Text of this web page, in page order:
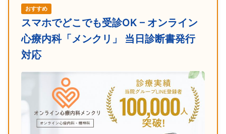
おすすめ
スマホでどこでも受診OK – オンライン
心療内科「メンクリ」 当日診断書発行
対応